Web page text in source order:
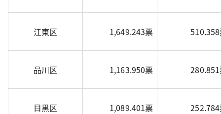
江東区 1,649.243票
品川区 1,163.950票
目黒区 1,089.401票